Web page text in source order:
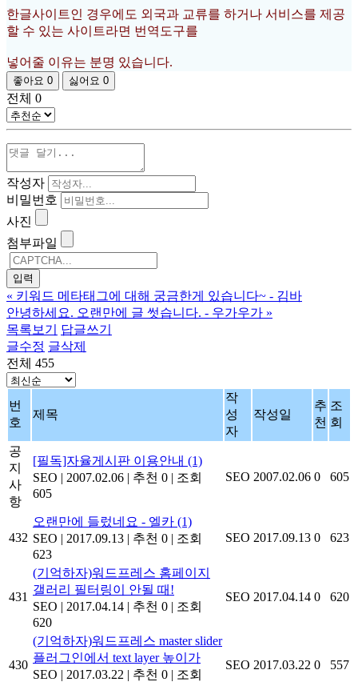
한글사이트인 경우에도 외국과 교류를 하거나 서비스를 제공
할 수 있는 사이트라면 번역도구를
넣어줄 이유는 분명 있습니다.
좋아요 0 싫어요 0
전체 0
작성자
비밀번호
사진
첨부파일
« 키워드 메타태그에 대해 궁금한게 있습니다~ - 김바
안녕하세요. 오랜만에 글 썻습니다. - 우가우가 »
목록보기
답글쓰기
글수정 글삭제
전체 455
번
호
제목
작
성
자
작성일
추
천
조
회
공
지
사
항
[필독]자율게시판 이용안내 (1)
SEO | 2007.02.06 | 추천 0 | 조회
605
SEO 2007.02.06 0 605
432
오랜만에 들렀네요 - 엘카 (1)
SEO | 2017.09.13 | 추천 0 | 조회
623
SEO 2017.09.13 0 623
431
(기억하자)워드프레스 홈페이지
갤러리 필터링이 안될 때!
SEO | 2017.04.14 | 추천 0 | 조회
620
SEO 2017.04.14 0 620
430
(기억하자)워드프레스 master slider
플러그인에서 text layer 높이가
SEO | 2017.03.22 | 추천 0 | 조회
SEO 2017.03.22 0 557